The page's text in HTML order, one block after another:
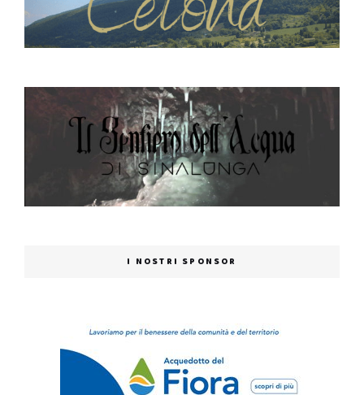
I NOSTRI SPONSOR